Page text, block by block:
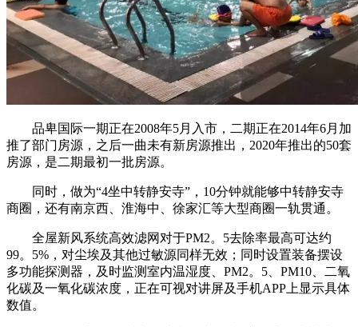
品卑国际一期正在2008年5月入市，二期正在2014年6月加
推了部门房源，之后一曲未有新房源推出，2020年推出的50套
房源，是二期最初一批房源。
同时，做为“4坐中转静安寺”，10分钟就能够中转静安寺
商圈，还有南京西、淮海中、徐家汇等大型商圈一轨贯通。
全屋新风系统高效滤网对于PM2。5去除率最高可达约
99。5%，对尘埃及其他过敏源同样无效；同时设置装备摆设
多功能探测器，及时监测室内温湿度、PM2。5、PM10、二氧
化碳及一氧化碳浓度，正在可视对讲屏及手机APP上显示具体
数值。